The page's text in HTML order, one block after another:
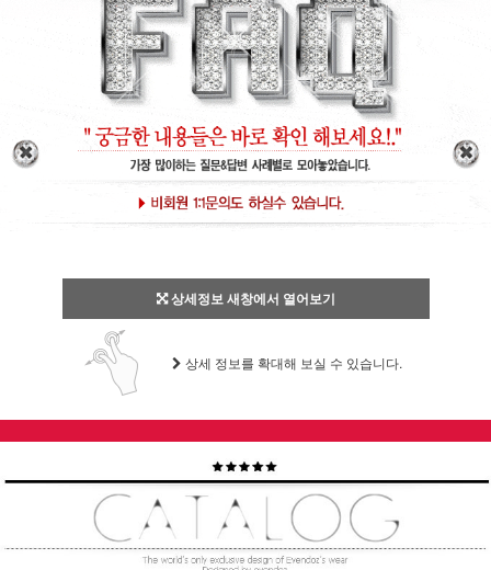
상세정보 새창에서 열어보기
상세 정보를 확대해 보실 수 있습니다.